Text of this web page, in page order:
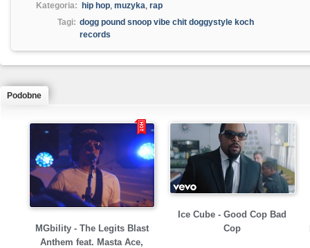
Kategoria:
hip hop, muzyka, rap
Tagi: dogg pound snoop vibe chit doggystyle koch
records
Podobne
MGbility - The Legits Blast
Anthem feat. Masta Ace,
Ice Cube - Good Cop Bad
Cop